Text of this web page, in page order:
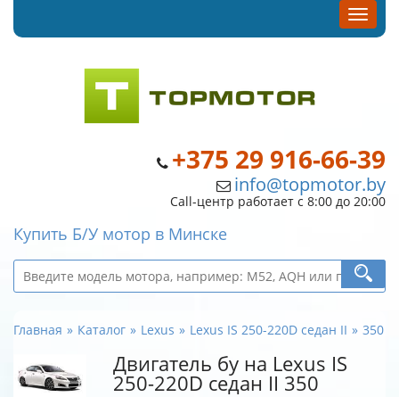
+375 29 916-66-39
info@topmotor.by
Call-центр работает с 8:00 до 20:00
Купить Б/У мотор в Минске
Главная Каталог Lexus Lexus IS 250-220D седан II 350
Двигатель бу на Lexus IS
250-220D седан II 350